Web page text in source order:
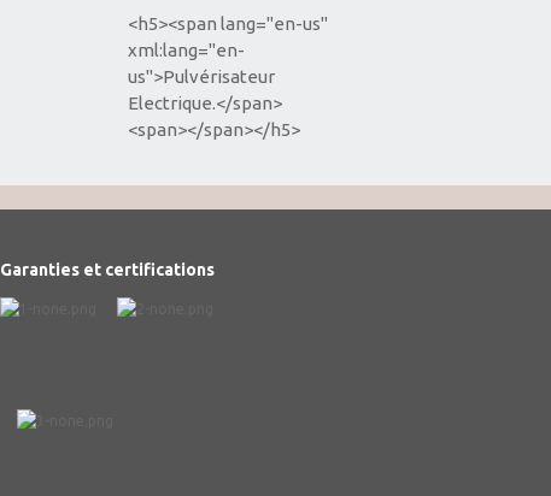
<h5><span lang="en-us"
xml:lang="en-
us">Pulvérisateur
Electrique.</span>
<span></span></h5>
Garanties et certifications